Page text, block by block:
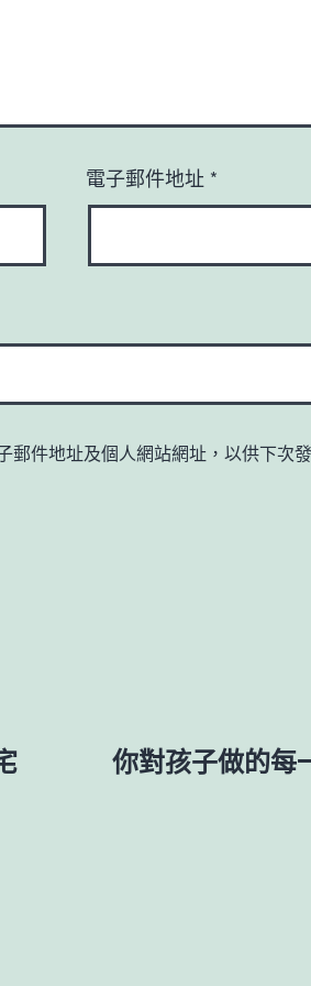
電子郵件地址 *
郵件地址及個人網站網址，以供下次
你對孩子做的每